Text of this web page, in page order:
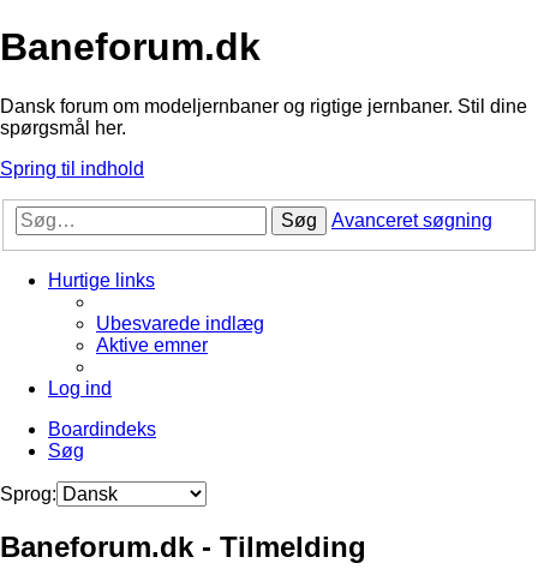
Baneforum.dk
Dansk forum om modeljernbaner og rigtige jernbaner. Stil dine
spørgsmål her.
Spring til indhold
Søg Avanceret søgning
Hurtige links
Ubesvarede indlæg
Aktive emner
Log ind
Boardindeks
Søg
Sprog:
Baneforum.dk - Tilmelding